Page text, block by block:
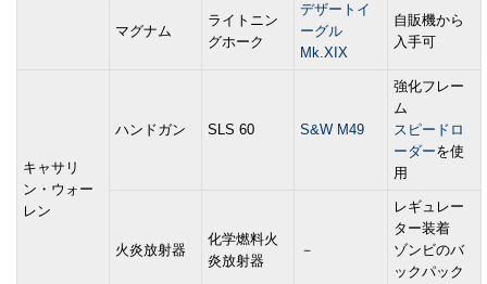
マグナム
ライトニン
グホーク
デザートイ
ーグル
Mk.XIX
自販機から
入手可
キャサリ
ン・ウォー
レン
ハンドガン SLS 60 S&W M49
強化フレー
ム
スピードロ
ーダーを使
用
火炎放射器
化学燃料火
炎放射器
－
レギュレー
ター装着
ゾンビのバ
ックパック